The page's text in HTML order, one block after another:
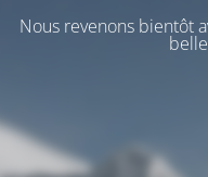
Nous revenons bientôt